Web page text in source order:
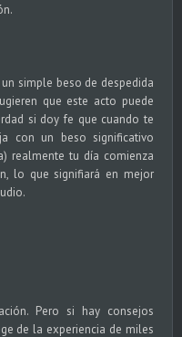
simple beso de despedida
que este acto puede
si doy fe que cuando te
con un beso significativo
realmente tu día comienza
lo que signifiará en mejor
Pero si hay consejos
de la experiencia de miles